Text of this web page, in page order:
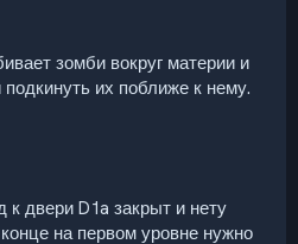
зомби вокруг материи и
их поближе к нему.
двери D1a закрыт и нету
на первом уровне нужно